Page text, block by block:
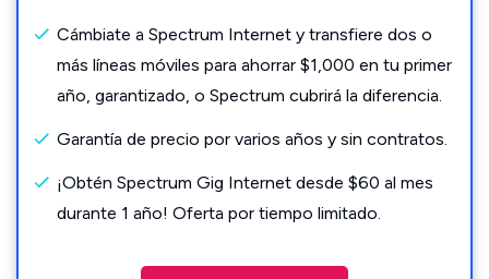
Cámbiate a Spectrum Internet y transfiere dos o
más líneas móviles para ahorrar $1,000 en tu primer
año, garantizado, o Spectrum cubrirá la diferencia.
Garantía de precio por varios años y sin contratos.
¡Obtén Spectrum Gig Internet desde $60 al mes
durante 1 año! Oferta por tiempo limitado.